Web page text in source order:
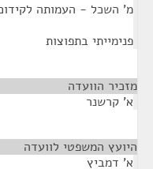
מ' השכל - העמותה
פנימייתי בתפוצות
מזכיר הוועדה
א' קרשנר
היועץ המשפטי לוועדה
א' דמביץ